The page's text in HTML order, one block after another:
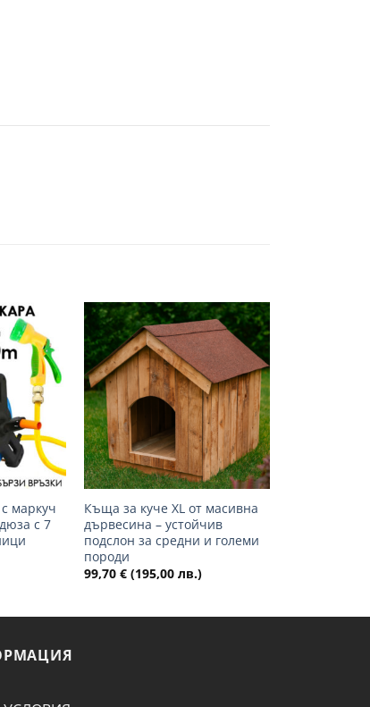
Добави
в
желани
маркуч
с 7
Добави
в
желани
+
Къща за куче XL от масивна
дървесина – устойчив
подслон за средни и големи
породи
99,70 € (195,00 лв.)